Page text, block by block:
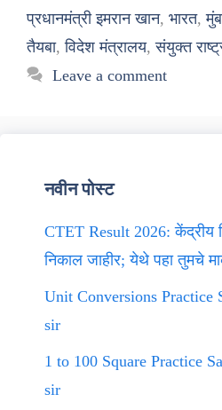
प्रधानमंत्री इमरान खान, भारत,
तैयबा,विदेश मंत्रालय,संयुक्त
Leave a comment
नवीन पोस्ट
CTET Result 2026: केंद्रीय
निकाल जाहीर; येथे पहा तुमचे
Unit Conversions Practice
sir
1 to 100 Square Practice
sir